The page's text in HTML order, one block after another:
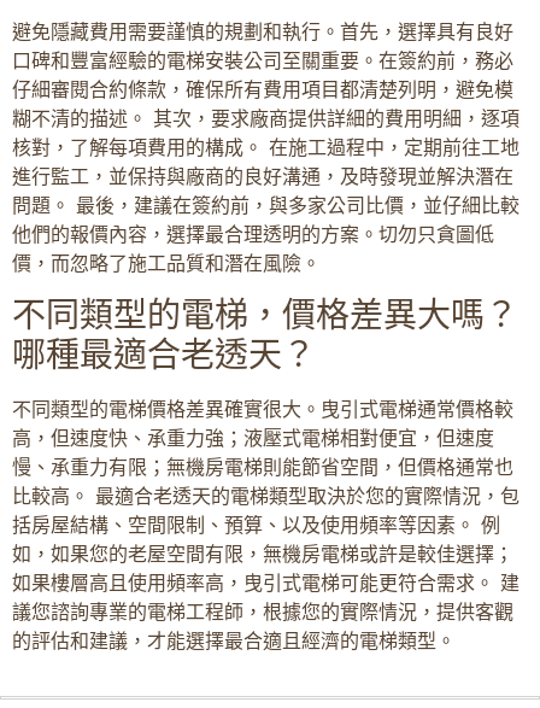
避免隱藏費用需要謹慎的規劃和執行。首先，選擇具有良好
口碑和豐富經驗的電梯安裝公司至關重要。在簽約前，務必
仔細審閱合約條款，確保所有費用項目都清楚列明，避免模
糊不清的描述。 其次，要求廠商提供詳細的費用明細，逐項
核對，了解每項費用的構成。 在施工過程中，定期前往工地
進行監工，並保持與廠商的良好溝通，及時發現並解決潛在
問題。 最後，建議在簽約前，與多家公司比價，並仔細比較
他們的報價內容，選擇最合理透明的方案。切勿只貪圖低
價，而忽略了施工品質和潛在風險。
不同類型的電梯，價格差異大嗎？
哪種最適合老透天？
不同類型的電梯價格差異確實很大。曳引式電梯通常價格較
高，但速度快、承重力強；液壓式電梯相對便宜，但速度
慢、承重力有限；無機房電梯則能節省空間，但價格通常也
比較高。 最適合老透天的電梯類型取決於您的實際情況，包
括房屋結構、空間限制、預算、以及使用頻率等因素。 例
如，如果您的老屋空間有限，無機房電梯或許是較佳選擇；
如果樓層高且使用頻率高，曳引式電梯可能更符合需求。 建
議您諮詢專業的電梯工程師，根據您的實際情況，提供客觀
的評估和建議，才能選擇最合適且經濟的電梯類型。